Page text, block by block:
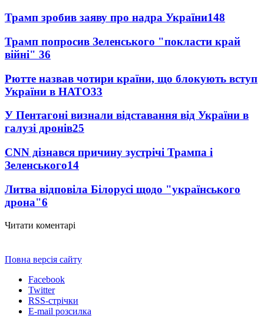
Трамп зробив заяву про надра України148
Трамп попросив Зеленського "покласти край
війні" 36
Рютте назвав чотири країни, що блокують вступ
України в НАТО33
У Пентагоні визнали відставання від України в
галузі дронів25
CNN дізнався причину зустрічі Трампа і
Зеленського14
Литва відповіла Білорусі щодо "українського
дрона"6
Читати коментарі
Повна версія сайту
Facebook
Twitter
RSS-стрічки
E-mail розсилка